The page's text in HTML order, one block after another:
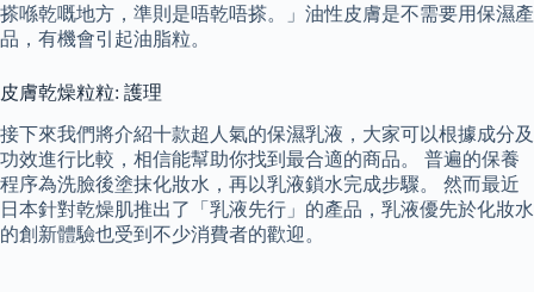
搽喺乾嘅地方，準則是唔乾唔搽。」油性皮膚是不需要用保濕產
品，有機會引起油脂粒。
皮膚乾燥粒粒: 護理
接下來我們將介紹十款超人氣的保濕乳液，大家可以根據成分及
功效進行比較，相信能幫助你找到最合適的商品。 普遍的保養
程序為洗臉後塗抹化妝水，再以乳液鎖水完成步驟。 然而最近
日本針對乾燥肌推出了「乳液先行」的產品，乳液優先於化妝水
的創新體驗也受到不少消費者的歡迎。